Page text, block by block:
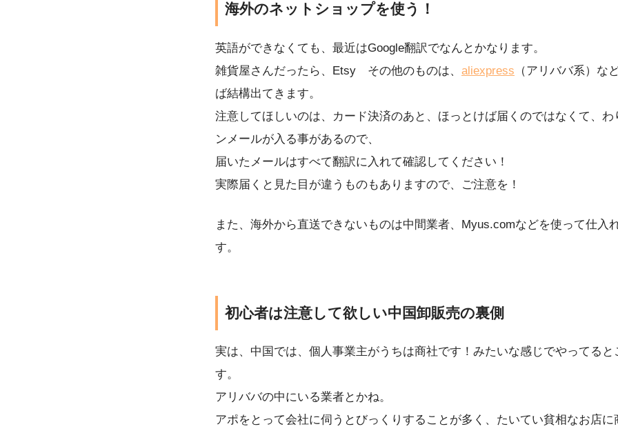
海外のネットショップを使う！
英語ができなくても、最近はGoogle翻訳でなんとかなります。
雑貨屋さんだったら、Etsy その他のものは、 aliexpress （アリババ系）な
ば結構出てきます。
注意してほしいのは、カード決済のあと、ほっとけば届くのではなくて、わ
ンメールが入る事があるので、
届いたメールはすべて翻訳に入れて確認してください！
実際届くと見た目が違うものもありますので、ご注意を！
また、海外から直送できないものは中間業者、Myus.comなどを使って仕入
す。
初心者は注意して欲しい中国卸販売の裏側
実は、中国では、個人事業主がうちは商社です！みたいな感じでやってる
す。
アリババの中にいる業者とかね。
アポをとって会社に伺うとびっくりすることが多く、たいてい貧相なお店に